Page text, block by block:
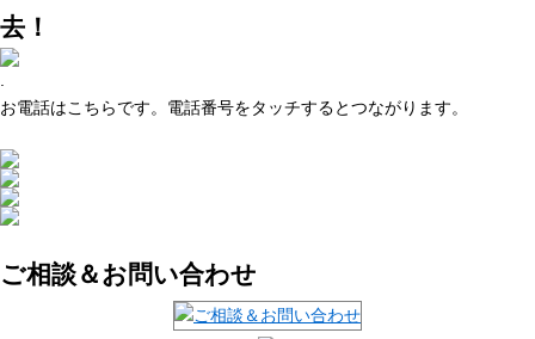
去！
お電話はこちらです。電話番号をタッチするとつながります。
ご相談＆お問い合わせ